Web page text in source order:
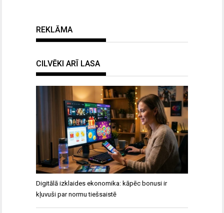
REKLĀMA
CILVĒKI ARĪ LASA
Digitālā izklaides ekonomika: kāpēc bonusi ir
kļuvuši par normu tiešsaistē